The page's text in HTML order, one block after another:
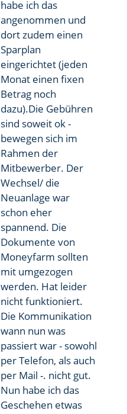
habe ich das
angenommen und
dort zudem einen
Sparplan
eingerichtet (jeden
Monat einen fixen
Betrag noch
dazu).Die Gebühren
sind soweit ok -
bewegen sich im
Rahmen der
Mitbewerber. Der
Wechsel/ die
Neuanlage war
schon eher
spannend. Die
Dokumente von
Moneyfarm sollten
mit umgezogen
werden. Hat leider
nicht funktioniert.
Die Kommunikation
wann nun was
passiert war - sowohl
per Telefon, als auch
per Mail -. nicht gut.
Nun habe ich das
Geschehen etwas